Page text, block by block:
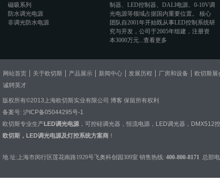
磁吸系列
防水调光电源
非调光防水电源
制器、 LED控制器、 DALI电源、 0-10V调
光电源等领域占据国内重要位置。 核心
团队自2001年开始既从事LED控制系统研
究与开发，公司于2005年组建，注册资
本3000万元...查看更多
网站首页 关于欧切斯 产品展示 新闻中心 发展历程 厂房和设备
欧切斯展
诚聘英才
版权所有©2013上海欧切斯实业有限公司 博客 保留所有权利
备案号: 沪ICP备05044295号-1
欧切斯专业生产LED调光电源 ， 可控硅调光器 ， 恒流电源 ， LED调光器 ， DMX512
欧切斯，LED调光电源及灯控系统方案商 ！
地 址:上海市闵行区莲花南路1929号飞奥科创园309室 销售热线: 400-800-8171 总部